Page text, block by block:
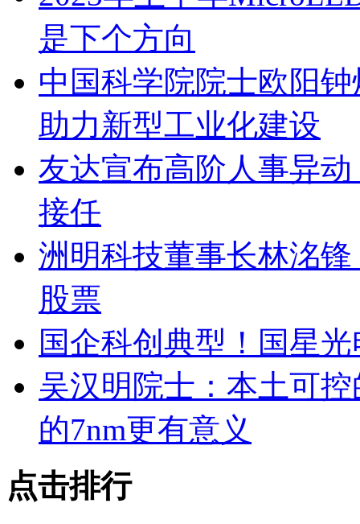
是下个方向
中国科学院院士欧阳
助力新型工业化建设
友达宣布高阶人事异
接任
洲明科技董事长林洺
股票
国企科创典型！国星
吴汉明院士：本土可
的7nm更有意义
点击排行